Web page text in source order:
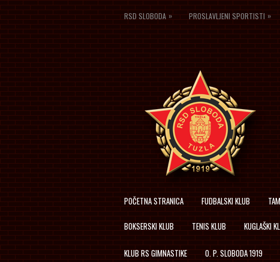
RSD SLOBODA » PROSLAVLJENI SPORTISTI »
POČETNA STRANICA FUDBALSKI KLUB
BOKSERSKI KLUB TENIS KLUB KUGLAŠKI
KLUB RS GIMNASTIKE O. P. SLOBODA 1919